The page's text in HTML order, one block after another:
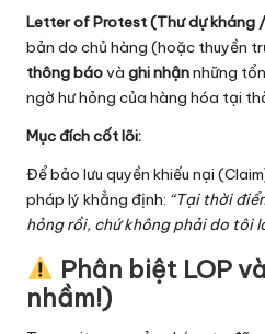
Letter of Protest (Thư dự kháng
bản do chủ hàng (hoặc thuyền
thông báovà ghi nhậnnhững
ngờ hư hỏng của hàng hóa tại
Mục đích cốt lõi:
Để bảo lưu quyền khiếu nại
pháp lý khẳng định: “Tại thời
hỏng rồi, chứ không phải do tôi
Phân biệt LOP
nhầm!)